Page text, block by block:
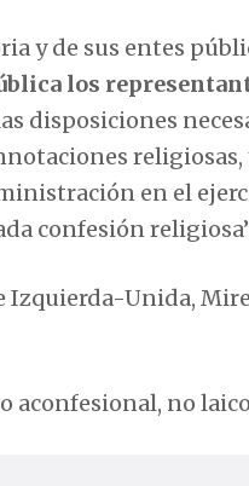
y de sus entes
los
disposiciones
religiosas,
en el
confesión
Izquierda-Unida,
aconfesional, no